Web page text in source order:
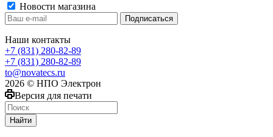
Новости магазина
Наши контакты
+7 (831) 280-82-89
+7 (831) 280-82-89
to@novatecs.ru
2026 © НПО Электрон
Версия для печати
Найти